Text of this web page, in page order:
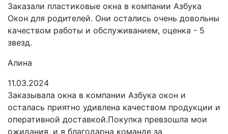
Заказали пластиковые окна в компании Азбука
Окон для родителей. Они остались очень довольны
качеством работы и обслуживанием, оценка - 5
звезд.
Алина
11.03.2024
Заказывала окна в компании Азбука окон и
осталась приятно удивлена качеством продукции и
оперативной доставкой.Покупка превзошла мои
ожидания, и я благодарна команде за